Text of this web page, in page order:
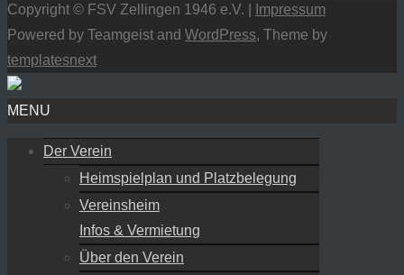
Copyright © FSV Zellingen 1946 e.V. |
Impressum
Powered by Teamgeist and WordPress, Theme by
templatesnext
MENU
Der Verein
Heimspielplan und Platzbelegung
Vereinsheim
Infos & Vermietung
Über den Verein